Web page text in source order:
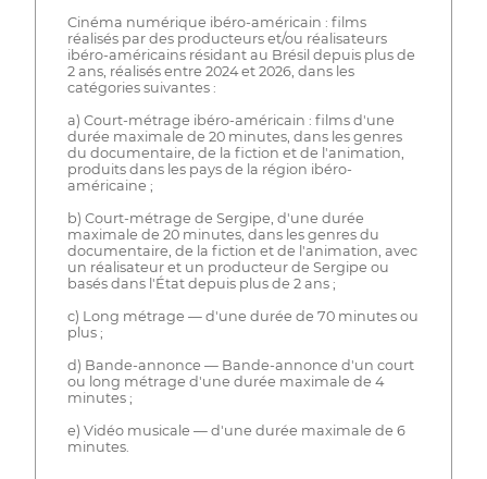
Cinéma numérique ibéro-américain : films
réalisés par des producteurs et/ou réalisateurs
ibéro-américains résidant au Brésil depuis plus de
2 ans, réalisés entre 2024 et 2026, dans les
catégories suivantes :
a) Court-métrage ibéro-américain : films d'une
durée maximale de 20 minutes, dans les genres
du documentaire, de la fiction et de l'animation,
produits dans les pays de la région ibéro-
américaine ;
b) Court-métrage de Sergipe, d'une durée
maximale de 20 minutes, dans les genres du
documentaire, de la fiction et de l'animation, avec
un réalisateur et un producteur de Sergipe ou
basés dans l'État depuis plus de 2 ans ;
c) Long métrage — d'une durée de 70 minutes ou
plus ;
d) Bande-annonce — Bande-annonce d'un court
ou long métrage d'une durée maximale de 4
minutes ;
e) Vidéo musicale — d'une durée maximale de 6
minutes.